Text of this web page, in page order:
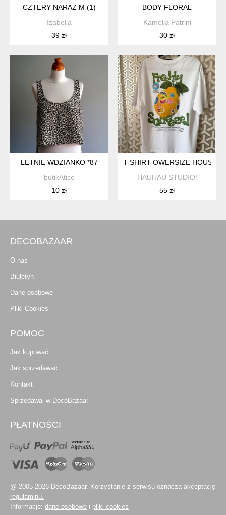
CZTERY NARAZ M (1)
Izabelia
39 zł
BODY FLORAL
Kamelia Patrini
30 zł
LETNIE WDZIANKO *87
butikAtico
10 zł
T-SHIRT OWERSIZE HOUSE
HAUHAU STUDIO!
55 zł
DECOBAZAAR
O nas
Biuletyn
Dane osobowe
Pliki Cookies
POMOC
Jak kupować
Jak sprzedawać
Kontakt
Sprzedawaj w DecoBazaar
PŁATNOŚCI
@ 2005-2026 DecoBazaar. Korzystanie z serwisu oznacza akceptację
regulaminu.
Informacje: dane osobowe i pliki cookies